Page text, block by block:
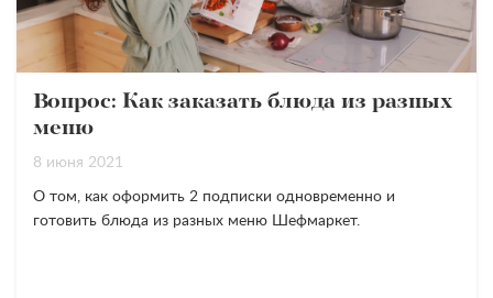
Вопрос: Как заказать блюда из разных
меню
8 июня 2021
О том, как оформить 2 подписки одновременно и
готовить блюда из разных меню Шефмаркет.